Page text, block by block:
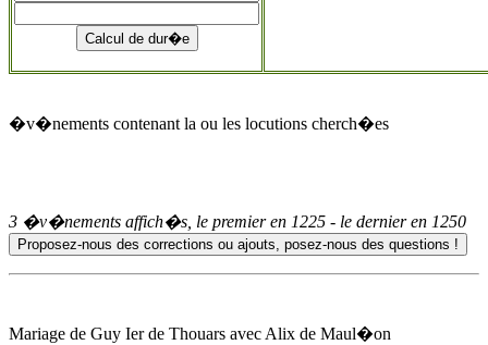
�v�nements contenant la ou les locutions cherch�es
3 �v�nements affich�s, le premier en 1225 - le dernier en 1250
Mariage de Guy Ier de Thouars avec Alix de Maul�on